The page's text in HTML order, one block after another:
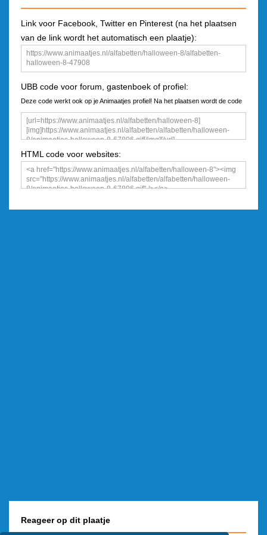
Link voor Facebook, Twitter en Pinterest (na het plaatsen
van de link wordt het automatisch een plaatje):
UBB code voor forum, gastenboek of profiel:
Deze code werkt ook op je Animaatjes profiel! Na het plaatsen wordt de code
een plaatje
HTML code voor websites:
Reageer op dit plaatje